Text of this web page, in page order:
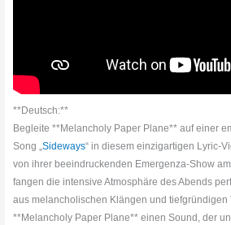
**Deutsch:**
Begleite **Melancholy Paper Plane** auf einer
Song „Sideways“ in diesem einzigartigen Lyric-
von ihrer beeindruckenden Emergenza-Show
fangen die intensive Atmosphäre des Abends
aus melancholischen Klängen und tiefgründigen
**Melancholy Paper Plane** einen Sound, der